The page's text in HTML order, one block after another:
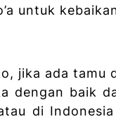
untuk
jika ada
dengan baik
di